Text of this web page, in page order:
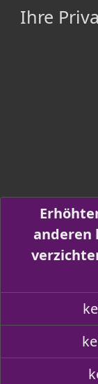
Ihre
anderen